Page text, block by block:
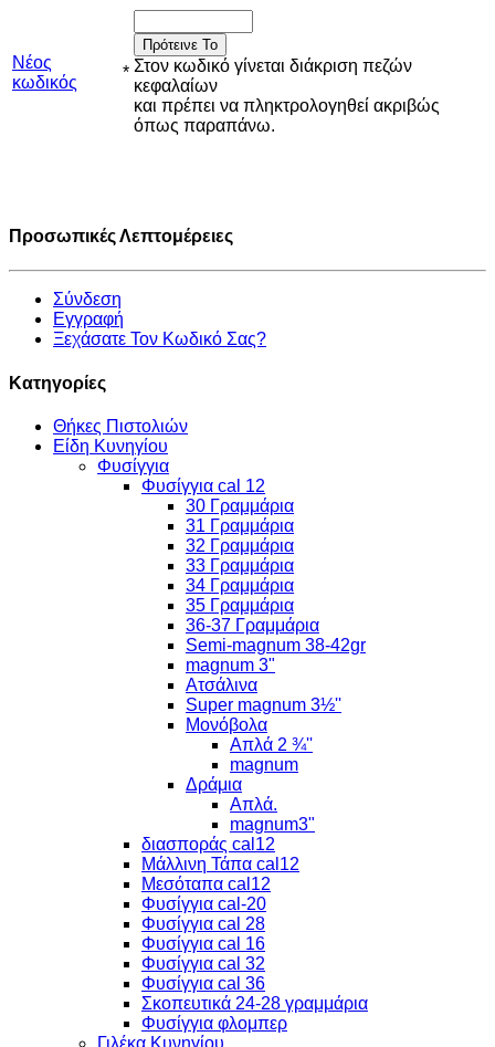
Νέος
κωδικός
*
Πρότεινε Το
Στον κωδικό γίνεται διάκριση πεζών
κεφαλαίων
και πρέπει να πληκτρολογηθεί ακριβώς
όπως παραπάνω.
Προσωπικές Λεπτομέρειες
Σύνδεση
Εγγραφή
Ξεχάσατε Τον Κωδικό Σας?
Κατηγορίες
Θήκες Πιστολιών
Είδη Κυνηγίου
Φυσίγγια
Φυσίγγια cal 12
30 Γραμμάρια
31 Γραμμάρια
32 Γραμμάρια
33 Γραμμάρια
34 Γραμμάρια
35 Γραμμάρια
36-37 Γραμμάρια
Semi-magnum 38-42gr
magnum 3"
Ατσάλινα
Super magnum 3½''
Μονόβολα
Απλά 2 ¾''
magnum
Δράμια
Απλά.
magnum3"
διασποράς cal12
Μάλλινη Τάπα cal12
Μεσόταπα cal12
Φυσίγγια cal-20
Φυσίγγια cal 28
Φυσίγγια cal 16
Φυσίγγια cal 32
Φυσίγγια cal 36
Σκοπευτικά 24-28 γραμμάρια
Φυσίγγια φλομπερ
Γιλέκα Κυνηγίου